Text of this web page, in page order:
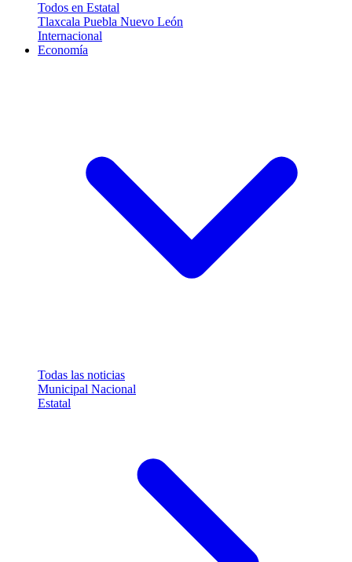
Todos en Estatal
Tlaxcala Puebla Nuevo León
Internacional
Economía
Todas las noticias
Municipal Nacional
Estatal